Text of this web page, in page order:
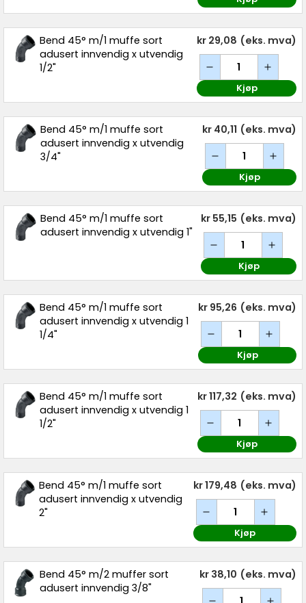
Bend 45° m/1 muffe sort
adusert innvendig x utvendig
1/2"
kr 29,08 (eks. mva)
Kjøp
Bend 45° m/1 muffe sort
adusert innvendig x utvendig
3/4"
kr 40,11 (eks. mva)
Kjøp
Bend 45° m/1 muffe sort
adusert innvendig x utvendig 1"
kr 55,15 (eks. mva)
Kjøp
Bend 45° m/1 muffe sort
adusert innvendig x utvendig 1
1/4"
kr 95,26 (eks. mva)
Kjøp
Bend 45° m/1 muffe sort
adusert innvendig x utvendig 1
1/2"
kr 117,32 (eks. mva)
Kjøp
Bend 45° m/1 muffe sort
adusert innvendig x utvendig
2"
kr 179,48 (eks. mva)
Kjøp
Bend 45° m/2 muffer sort
adusert innvendig 3/8"
kr 38,10 (eks. mva)